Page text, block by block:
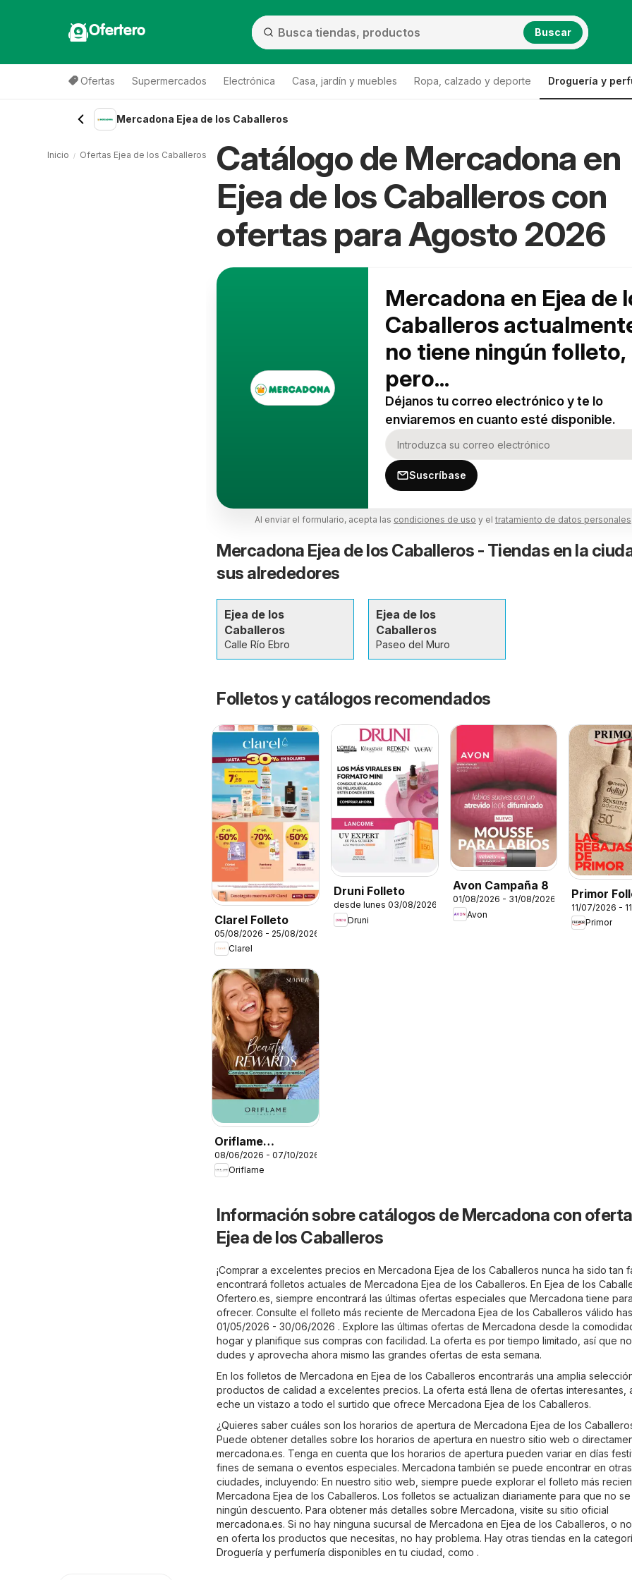
Ofertero Buscar
Ofertas Supermercados Electrónica Casa, jardín y muebles Ropa, calzado y deporte Droguería y
Mercadona Ejea de los Caballeros
Catálogo de Mercadona en
Ejea de los Caballeros con
ofertas para Agosto 2026
Mercadona en Ejea de
Caballeros
no tiene ningún folleto,
pero...
Déjanos tu correo electrónico y te lo
enviaremos en cuanto esté disponible.
Suscríbase
Al enviar el formulario, acepta las condiciones de uso y el tratamiento de datos personales
Mercadona Ejea de los Caballeros - Tiendas en la
sus alrededores
Ejea de los
Caballeros
Calle Río Ebro
Ejea de los
Caballeros
Paseo del Muro
Folletos y catálogos recomendados
Clarel Folleto
05/08/2026 - 25/08/2026
Clarel
Druni Folleto
desde lunes 03/08/2026
Druni
Avon Campaña 8
01/08/2026 - 31/08/2026
Avon
Primor
11/07/2026 -
Primor
Oriflame
Catálogo Beauty
Rewards
08/06/2026 - 07/10/2026
Oriflame
Información sobre catálogos de Mercadona con
Ejea de los Caballeros
¡Comprar a excelentes precios en Mercadona Ejea de los Caballeros nunca ha sido tan
encontrará folletos actuales de Mercadona Ejea de los Caballeros. En Ejea de los
Ofertero.es , siempre encontrará las últimas ofertas especiales que Mercadona tiene
ofrecer. Consulte el folleto más reciente de Mercadona Ejea de los Caballeros válido
01/05/2026 - 30/06/2026 . Explore las últimas ofertas de Mercadona desde la
hogar y planifique sus compras con facilidad. La oferta es por tiempo limitado, así que
dudes y aprovecha ahora mismo las grandes ofertas de esta semana.
En los folletos de Mercadona en Ejea de los Caballeros encontrarás una amplia
productos de calidad a excelentes precios. La oferta está llena de ofertas interesantes,
eche un vistazo a todo el surtido que ofrece Mercadona Ejea de los Caballeros.
¿Quieres saber cuáles son los horarios de apertura de Mercadona Ejea de los
Puede obtener detalles sobre los horarios de apertura en nuestro sitio web o
mercadona.es. Tenga en cuenta que los horarios de apertura pueden variar en días
fines de semana o eventos especiales. Mercadona también se puede encontrar en otras
ciudades, incluyendo: En nuestro sitio web, siempre puede explorar el folleto más
Mercadona Ejea de los Caballeros. Los folletos se actualizan diariamente para que no
ningún descuento. Para obtener más detalles sobre Mercadona, visite su sitio oficial
mercadona.es. Si no hay ninguna sucursal de Mercadona en Ejea de los Caballeros, o
en oferta los productos que necesitas, no hay problema. Hay otras tiendas en la
Droguería y perfumería disponibles en tu ciudad, como .
Inicio Ofertas Ejea de los Caballeros Droguería y perfumería Ejea de los Caballeros Mercadona Ejea de los Caballeros